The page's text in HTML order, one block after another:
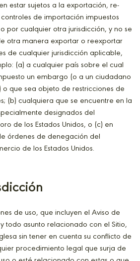
estar sujetos a la exportación, re-
de importación impuestos
por cualquier otra jurisdicción, y no se
otra manera exportar o reexportar
de cualquier jurisdicción aplicable,
(a) a cualquier país sobre el cual
un embargo (o a un ciudadano
o que sea objeto de restricciones de
(b) cualquiera que se encuentre en la
designados del
de los Estados Unidos, o (c) en
órdenes de denegación del
de los Estados Unidos.
de uso, que incluyen el Aviso de
todo asunto relacionado con el Sitio,
sin tener en cuenta su conflicto de
procedimiento legal que surja de